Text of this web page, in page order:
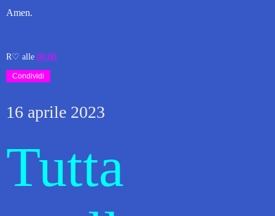
Amen.
R♡ alle 00:00
Condividi
16 aprile 2023
Tutta